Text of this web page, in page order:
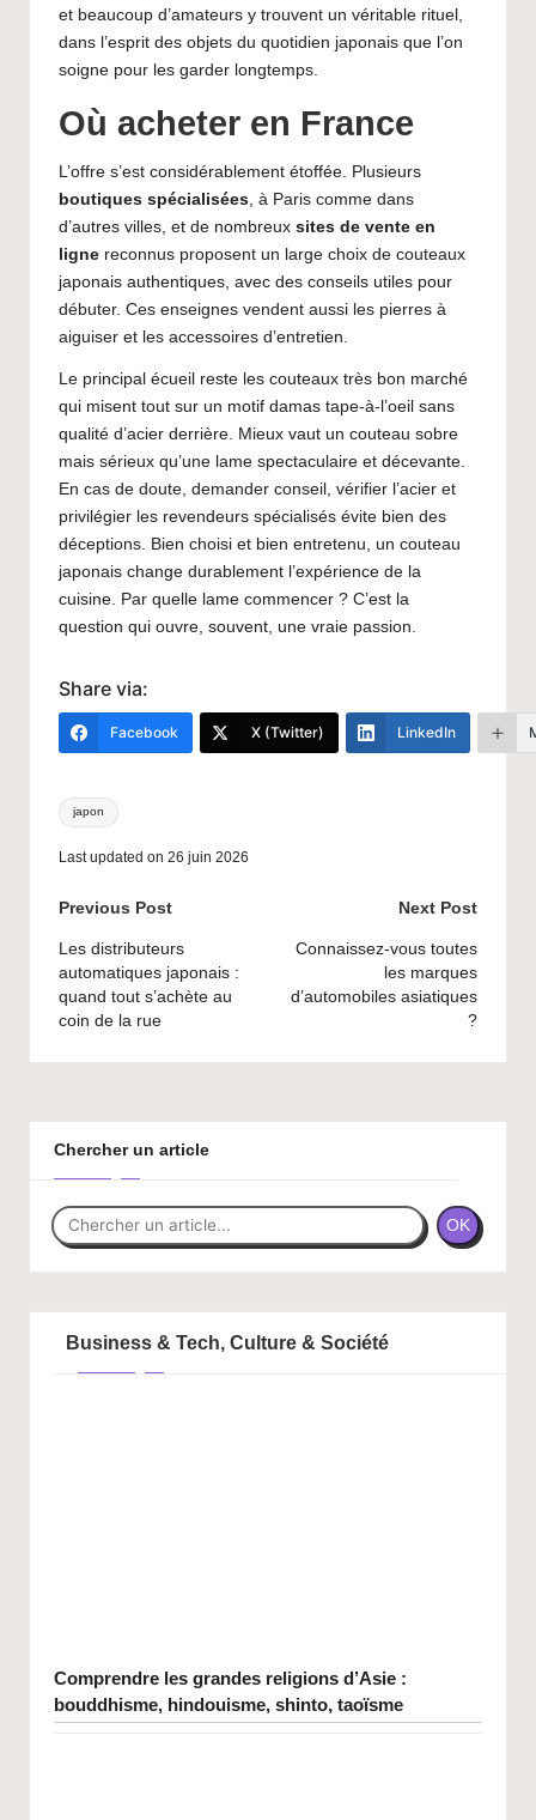
et beaucoup d’amateurs y trouvent un véritable rituel,
dans l’esprit des objets du quotidien japonais que l’on
soigne pour les garder longtemps.
Où acheter en France
L’offre s’est considérablement étoffée. Plusieurs
boutiques spécialisées, à Paris comme dans
d’autres villes, et de nombreux sites de vente en
ligne reconnus proposent un large choix de couteaux
japonais authentiques, avec des conseils utiles pour
débuter. Ces enseignes vendent aussi les pierres à
aiguiser et les accessoires d’entretien.
Le principal écueil reste les couteaux très bon marché
qui misent tout sur un motif damas tape-à-l’oeil sans
qualité d’acier derrière. Mieux vaut un couteau sobre
mais sérieux qu’une lame spectaculaire et décevante.
En cas de doute, demander conseil, vérifier l’acier et
privilégier les revendeurs spécialisés évite bien des
déceptions. Bien choisi et bien entretenu, un couteau
japonais change durablement l’expérience de la
cuisine. Par quelle lame commencer ? C’est la
question qui ouvre, souvent, une vraie passion.
Share via:
Facebook X (Twitter) LinkedIn
Tags:
japon
Last updated on 26 juin 2026
Post
navigation
Previous Post
Les distributeurs
automatiques japonais :
quand tout s’achète au
coin de la rue
Next Post
Connaissez-vous toutes
les marques
d’automobiles asiatiques
?
Chercher un article
OK
Business & Tech, Culture & Société
Comprendre les grandes religions d’Asie :
bouddhisme, hindouisme, shinto, taoïsme